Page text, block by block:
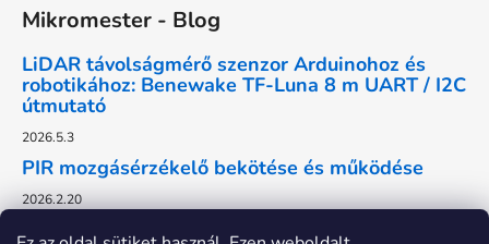
Mikromester - Blog
LiDAR távolságmérő szenzor Arduinohoz és
robotikához: Benewake TF-Luna 8 m UART / I2C
útmutató
2026.5.3
PIR mozgásérzékelő bekötése és működése
2026.2.20